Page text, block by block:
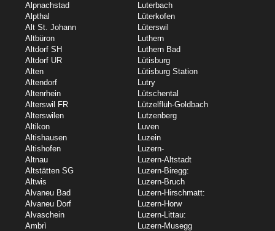
Alpnachstad
Alpthal
Alt St. Johann
Altbüron
Altdorf SH
Altdorf UR
Alten
Altendorf
Altenrhein
Alterswil FR
Alterswilen
Altikon
Altishausen
Altishofen
Altnau
Altstätten SG
Altwis
Alvaneu Bad
Alvaneu Dorf
Alvaschein
Ambrì
Luterbach
Lüterkofen
Lüterswil
Luthern
Luthern Bad
Lütisburg
Lütisburg Station
Lutry
Lütschental
Lützelflüh-Goldbach
Lutzenberg
Luven
Luzein
Luzern-
Luzern-Altstadt
Luzern-Biregg:
Luzern-Bruch
Luzern-Hirschmatt:
Luzern-Horw
Luzern-Littau:
Luzern-Musegg